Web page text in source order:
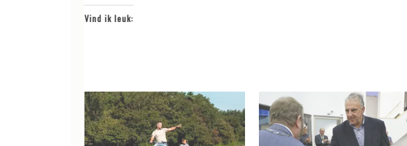
Vind ik leuk: